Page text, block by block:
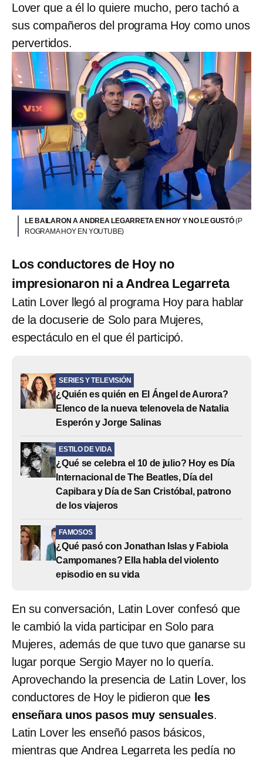
Lover que a él lo quiere mucho, pero tachó a
sus compañeros del programa Hoy como unos
pervertidos.
LE BAILARON A ANDREA LEGARRETA EN HOY Y NO LE GUSTÓ(P
ROGRAMA HOY EN YOUTUBE)
Los conductores de Hoy no
impresionaron ni a Andrea Legarreta
Latin Lover llegó al programa Hoy para hablar
de la docuserie de Solo para Mujeres,
espectáculo en el que él participó.
SERIES Y TELEVISIÓN
¿Quién es quién en El Ángel de Aurora?
Elenco de la nueva telenovela de Natalia
Esperón y Jorge Salinas
ESTILO DE VIDA
¿Qué se celebra el 10 de julio? Hoy es Día
Internacional de The Beatles, Día del
Capibara y Día de San Cristóbal, patrono
de los viajeros
FAMOSOS
¿Qué pasó con Jonathan Islas y Fabiola
Campomanes? Ella habla del violento
episodio en su vida
En su conversación, Latin Lover confesó que
le cambió la vida participar en Solo para
Mujeres, además de que tuvo que ganarse su
lugar porque Sergio Mayer no lo quería.
Aprovechando la presencia de Latin Lover, los
conductores de Hoy le pidieron que les
enseñara unos pasos muy sensuales.
Latin Lover les enseñó pasos básicos,
mientras que Andrea Legarreta les pedía no